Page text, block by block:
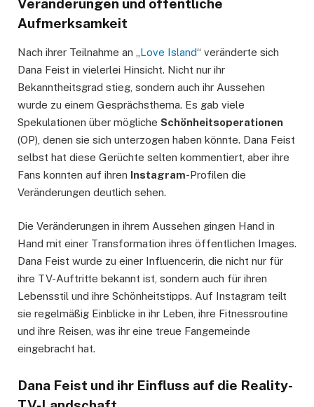
Veränderungen und öffentliche
Aufmerksamkeit
Nach ihrer Teilnahme an „ Love Island“ veränderte sich
Dana Feist in vielerlei Hinsicht. Nicht nur ihr
Bekanntheitsgrad stieg, sondern auch ihr Aussehen
wurde zu einem Gesprächsthema. Es gab viele
Spekulationen über mögliche Schönheitsoperationen
(OP), denen sie sich unterzogen haben könnte. Dana Feist
selbst hat diese Gerüchte selten kommentiert, aber ihre
Fans konnten auf ihren Instagram-Profilen die
Veränderungen deutlich sehen.
Die Veränderungen in ihrem Aussehen gingen Hand in
Hand mit einer Transformation ihres öffentlichen Images.
Dana Feist wurde zu einer Influencerin, die nicht nur für
ihre TV-Auftritte bekannt ist, sondern auch für ihren
Lebensstil und ihre Schönheitstipps. Auf Instagram teilt
sie regelmäßig Einblicke in ihr Leben, ihre Fitnessroutine
und ihre Reisen, was ihr eine treue Fangemeinde
eingebracht hat.
Dana Feist und ihr Einfluss auf die Reality-